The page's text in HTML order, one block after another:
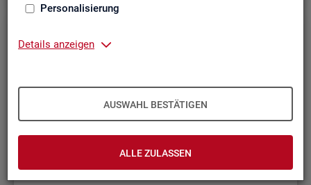
Personalisierung
Details anzeigen
AUSWAHL BESTÄTIGEN
ALLE ZULASSEN
hal­te